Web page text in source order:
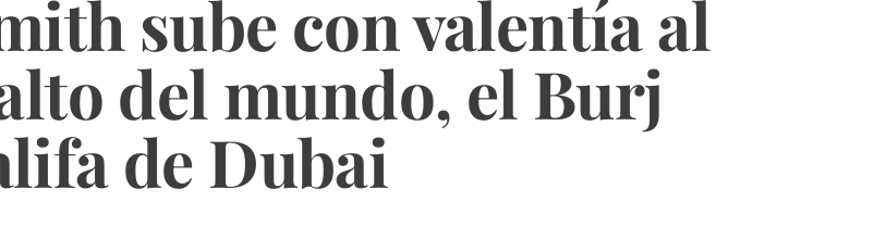
sube con valentía al
del mundo, el Burj
de Dubai